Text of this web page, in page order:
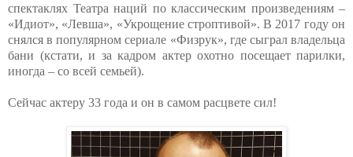
спектаклях Театра наций по классическим произведениям –
«Идиот», «Левша», «Укрощение строптивой». В 2017 году он
снялся в популярном сериале «Физрук», где сыграл владельца
бани (кстати, и за кадром актер охотно посещает парилки,
иногда – со всей семьей).
Сейчас актеру 33 года и он в самом расцвете сил!